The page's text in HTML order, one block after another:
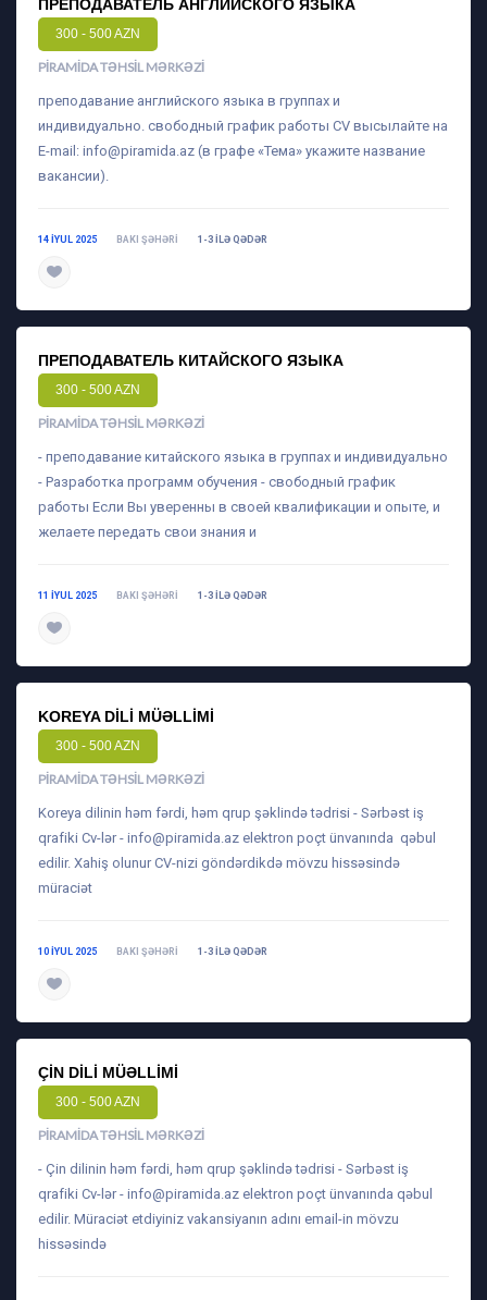
ПРЕПОДАВАТЕЛЬ АНГЛИЙСКОГО ЯЗЫКА
300 - 500 AZN
PIRAMIDA TƏHSIL MƏRKƏZI
преподавание английского языка в группах и
индивидуально. свободный график работы CV высылайте на
E-mail: info@piramida.az (в графе «Тема» укажите название
вакансии).
14 IYUL 2025 BAKI ŞƏHƏRI 1-3 ILƏ QƏDƏR
ПРЕПОДАВАТЕЛЬ КИТАЙСКОГО ЯЗЫКА
300 - 500 AZN
PIRAMIDA TƏHSIL MƏRKƏZI
- преподавание китайского языка в группах и индивидуально
- Разработка программ обучения - свободный график
работы Если Вы уверенны в своей квалификации и опыте, и
желаете передать свои знания и
11 IYUL 2025 BAKI ŞƏHƏRI 1-3 ILƏ QƏDƏR
KOREYA DILI MÜƏLLIMI
300 - 500 AZN
PIRAMIDA TƏHSIL MƏRKƏZI
Koreya dilinin həm fərdi, həm qrup şəklində tədrisi - Sərbəst iş
qrafiki Cv-lər - info@piramida.az elektron poçt ünvanında qəbul
edilir. Xahiş olunur CV-nizi göndərdikdə mövzu hissəsində
müraciət
10 IYUL 2025 BAKI ŞƏHƏRI 1-3 ILƏ QƏDƏR
ÇIN DILI MÜƏLLIMI
300 - 500 AZN
PIRAMIDA TƏHSIL MƏRKƏZI
- Çin dilinin həm fərdi, həm qrup şəklində tədrisi - Sərbəst iş
qrafiki Cv-lər - info@piramida.az elektron poçt ünvanında qəbul
edilir. Müraciət etdiyiniz vakansiyanın adını email-in mövzu
hissəsində